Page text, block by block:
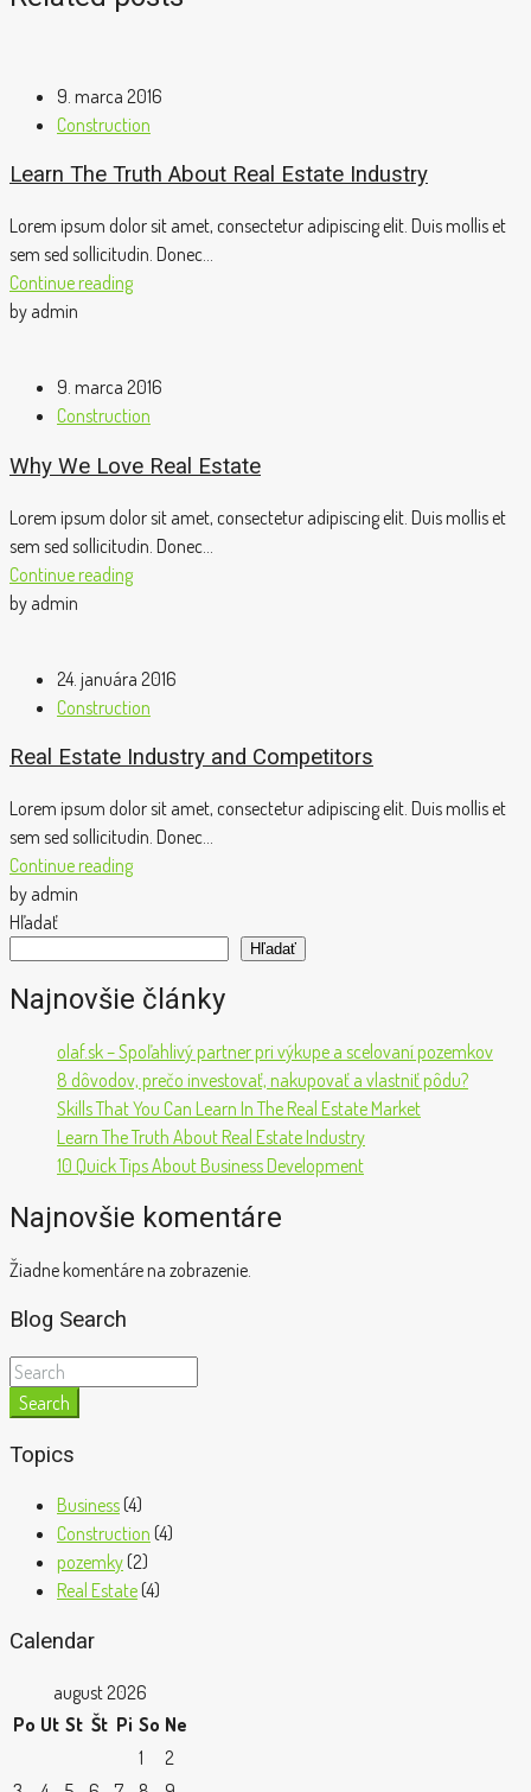
9. marca 2016
Construction
Learn The Truth About Real Estate Industry
Lorem ipsum dolor sit amet, consectetur adipiscing elit. Duis mollis et
sem sed sollicitudin. Donec...
Continue reading
by admin
9. marca 2016
Construction
Why We Love Real Estate
Lorem ipsum dolor sit amet, consectetur adipiscing elit. Duis mollis et
sem sed sollicitudin. Donec...
Continue reading
by admin
24. januára 2016
Construction
Real Estate Industry and Competitors
Lorem ipsum dolor sit amet, consectetur adipiscing elit. Duis mollis et
sem sed sollicitudin. Donec...
Continue reading
by admin
Hľadať
Hľadať
Najnovšie články
olaf.sk – Spoľahlivý partner pri výkupe a scelovaní pozemkov
8 dôvodov, prečo investovať, nakupovať a vlastniť pôdu?
Skills That You Can Learn In The Real Estate Market
Learn The Truth About Real Estate Industry
10 Quick Tips About Business Development
Najnovšie komentáre
Žiadne komentáre na zobrazenie.
Blog Search
Search
Topics
Business(4)
Construction (4)
pozemky(2)
Real Estate(4)
Calendar
august 2026
Po Ut St Št Pi So Ne
1
2